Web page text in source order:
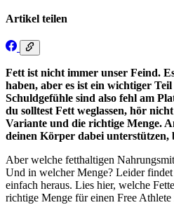
Artikel teilen
Fett ist nicht immer unser Feind.
haben, aber es ist ein wichtiger
Schuldgefühle sind also fehl am
du solltest Fett weglassen, hör
Variante und die richtige Menge.
deinen Körper dabei unterstützen,
Aber welche fetthaltigen
Und in welcher Menge? Leider
einfach heraus. Lies hier, welche
richtige Menge für einen Free Athlete